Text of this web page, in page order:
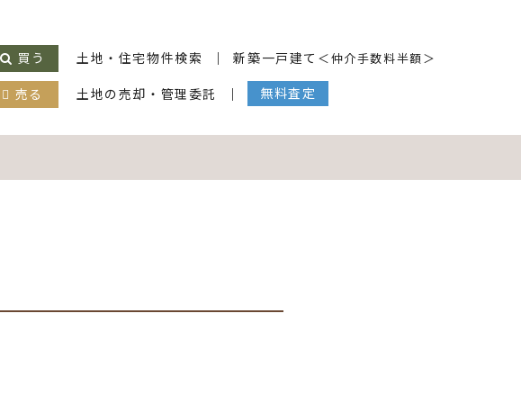
買う 土地・住宅物件検索 新築一戸建て ＜仲介手数料半額＞
売る 土地の売却・管理委託 無料査定